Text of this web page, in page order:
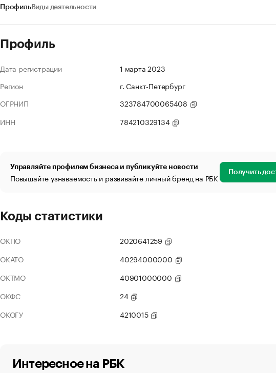
ПрофильВиды деятельности
Профиль
Дата регистрации
1 марта 2023
Регион
г. Санкт-Петербург
ОГРНИП
323784700065408
ИНН
784210329134
Управляйте профилем бизнеса и публикуйте новости
Повышайте узнаваемость и развивайте личный бренд на РБК Получить
Коды статистики
ОКПО
2020641259
ОКАТО
40294000000
ОКТМО
40901000000
ОКФС
24
ОКОГУ
4210015
Интересное на РБК